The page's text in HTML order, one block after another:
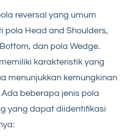
reversal yang umum
pola Head and Shoulders,
dan pola Wedge.
karakteristik yang
menunjukkan kemungkinan
beberapa jenis pola
yang dapat diidentifikasi